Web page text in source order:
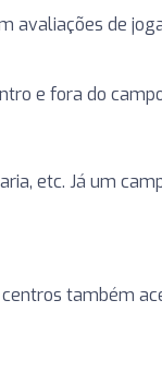
avaliações de
e fora do
etc. Já um
também